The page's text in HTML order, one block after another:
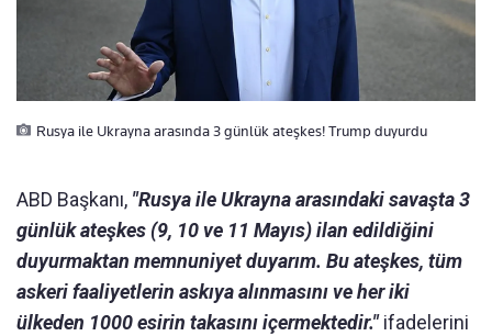
Rusya ile Ukrayna arasında 3 günlük ateşkes! Trump duyurdu
ABD Başkanı, "Rusya ile Ukrayna arasındaki savaşta 3
günlük ateşkes (9, 10 ve 11 Mayıs) ilan edildiğini
duyurmaktan memnuniyet duyarım. Bu ateşkes, tüm
askeri faaliyetlerin askıya alınmasını ve her iki
ülkeden 1000 esirin takasını içermektedir."ifadelerini